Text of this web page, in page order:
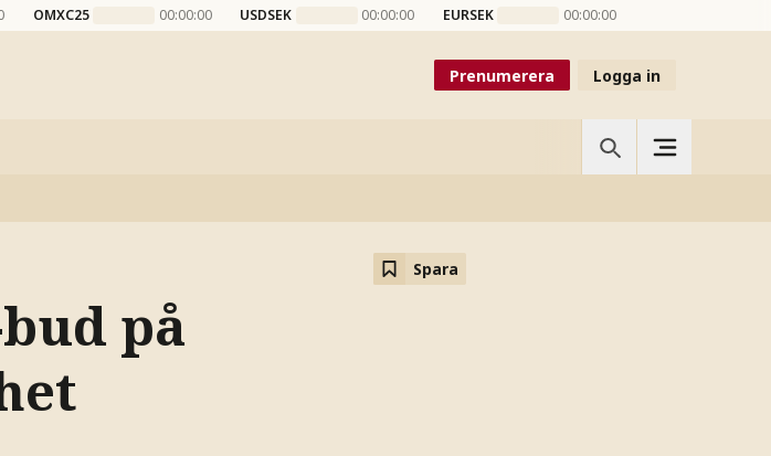
OMXC25 00:00:00 USDSEK 00:00:00 EURSEK 00:00:00
Prenumerera Logga in
Spara
på